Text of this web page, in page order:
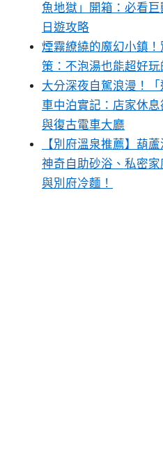
魚地獄」開箱：必看
日遊攻略
煙霧繚繞的魔幻小鎮
策：不泡湯也能超好玩
大分深夜自駕浪漫！
車中泊實記：店家休
與復古電車大廳
【別府溫泉推薦】葫
神奇自助砂浴、私密
與別府冷麵！